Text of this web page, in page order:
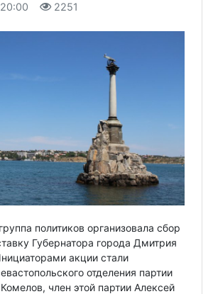
2251
политиков организовала сбор
Губернатора города Дмитрия
акции стали
отделения партии
член этой партии Алексей